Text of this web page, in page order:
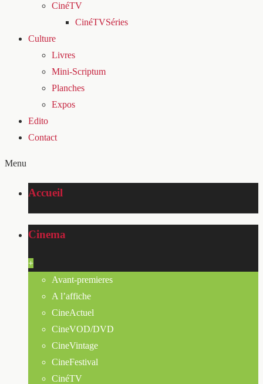
CinéTV
CinéTVSéries
Culture
Livres
Mini-Scriptum
Planches
Expos
Edito
Contact
Menu
Accueil
Cinema
+
Avant-premieres
A l’affiche
CineActuel
CineVOD/DVD
CineVintage
CineFestival
CinéTV